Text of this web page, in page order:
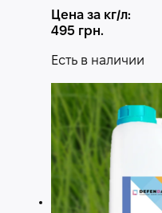
Цена за кг/л:
495 грн.
Есть в наличии